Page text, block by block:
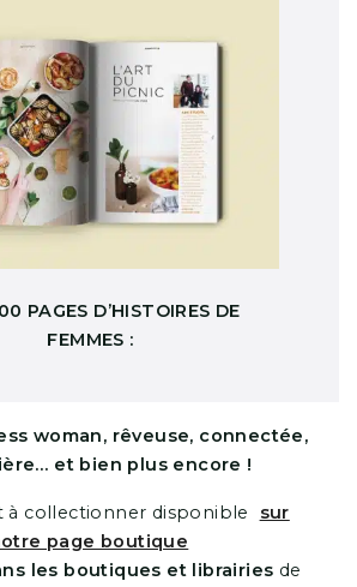
PAGES D’HISTOIRES DE
FEMMES :
woman, rêveuse, connectée,
et bien plus encore !
à collectionner disponible
sur
page boutique
les boutiques et librairies de